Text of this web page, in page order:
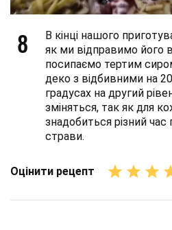
8
В кінці нашого
як ми відправимо його
посипаємо тертим
деко з відбивними на
градусах на другий
зміняться, так як для
знадобиться різний час
страви.
Оцінити рецепт